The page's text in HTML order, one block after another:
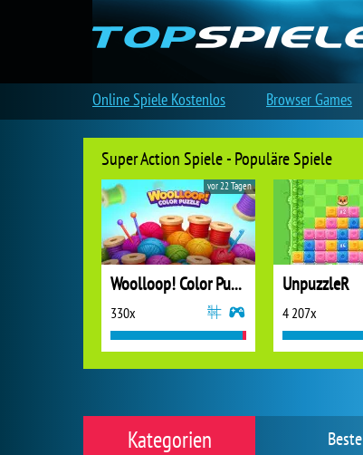
Beste
Kategorien
Super Action Spiele - Populäre Spiele
Woolloop! Color Puzzle
330x
vor 22 Tagen
UnpuzzleR
4 207x
Online Spiele Kostenlos Browser Games